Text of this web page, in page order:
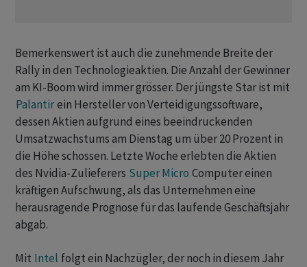
Bemerkenswert ist auch die zunehmende Breite der
Rally in den Technologieaktien. Die Anzahl der Gewinner
am KI-Boom wird immer grösser. Der jüngste Star ist mit
Palantirein Hersteller von Verteidigungssoftware,
dessen Aktien aufgrund eines beeindruckenden
Umsatzwachstums am Dienstag um über 20 Prozent in
die Höhe schossen. Letzte Woche erlebten die Aktien
des Nvidia-Zulieferers Super Micro Computer einen
kräftigen Aufschwung, als das Unternehmen eine
herausragende Prognose für das laufende Geschäftsjahr
abgab.
Mit Intel folgt ein Nachzügler, der noch in diesem Jahr